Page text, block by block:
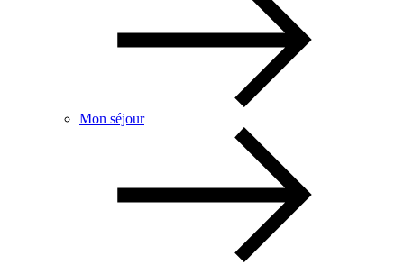
Mon séjour